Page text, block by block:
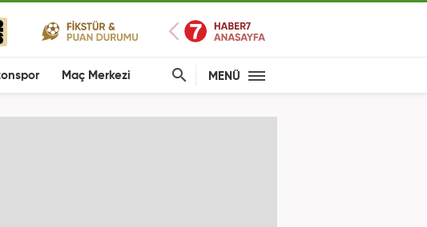
Maç Merkezi MENÜ